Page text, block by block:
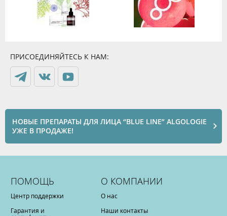
ПРИСОЕДИНЯЙТЕСЬ К НАМ:
НОВЫЕ ПРЕПАРАТЫ ДЛЯ ЛИЦА “BLUE LINE” АLGOLOGIE
УЖЕ В ПРОДАЖЕ!
ПОМОЩЬ
Центр поддержки
Гарантия и
О КОМПАНИИ
О нас
Наши контакты